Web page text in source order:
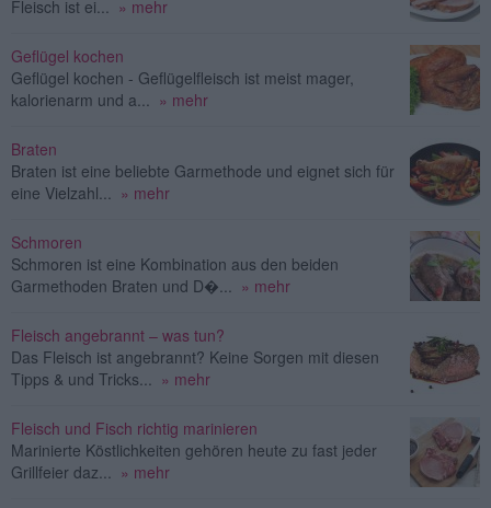
Fleisch ist ei...
» mehr
Geflügel kochen
Geflügel kochen - Geflügelfleisch ist meist mager,
kalorienarm und a...
» mehr
Braten
Braten ist eine beliebte Garmethode und eignet sich für
eine Vielzahl...
» mehr
Schmoren
Schmoren ist eine Kombination aus den beiden
Garmethoden Braten und D�...
» mehr
Fleisch angebrannt – was tun?
Das Fleisch ist angebrannt? Keine Sorgen mit diesen
Tipps & und Tricks...
» mehr
Fleisch und Fisch richtig marinieren
Marinierte Köstlichkeiten gehören heute zu fast jeder
Grillfeier daz...
» mehr